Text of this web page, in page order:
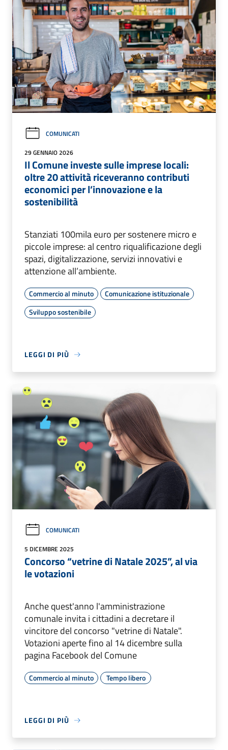
COMUNICATI
29 GENNAIO 2026
Il Comune investe sulle imprese locali:
oltre 20 attività riceveranno contributi
economici per l’innovazione e la
sostenibilità
Stanziati 100mila euro per sostenere micro e
piccole imprese: al centro riqualificazione degli
spazi, digitalizzazione, servizi innovativi e
attenzione all’ambiente.
Commercio al minuto
Comunicazione istituzionale
Sviluppo sostenibile
LEGGI DI PIÙ
COMUNICATI
5 DICEMBRE 2025
Concorso “vetrine di Natale 2025”, al via
le votazioni
Anche quest'anno l'amministrazione
comunale invita i cittadini a decretare il
vincitore del concorso "vetrine di Natale".
Votazioni aperte fino al 14 dicembre sulla
pagina Facebook del Comune
Commercio al minuto Tempo libero
LEGGI DI PIÙ